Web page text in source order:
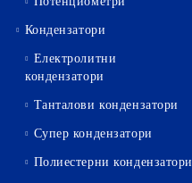
Кондензатори
Електролитни
кондензатори
Танталови кондензатори
Супер кондензатори
Полиестерни кондензатори